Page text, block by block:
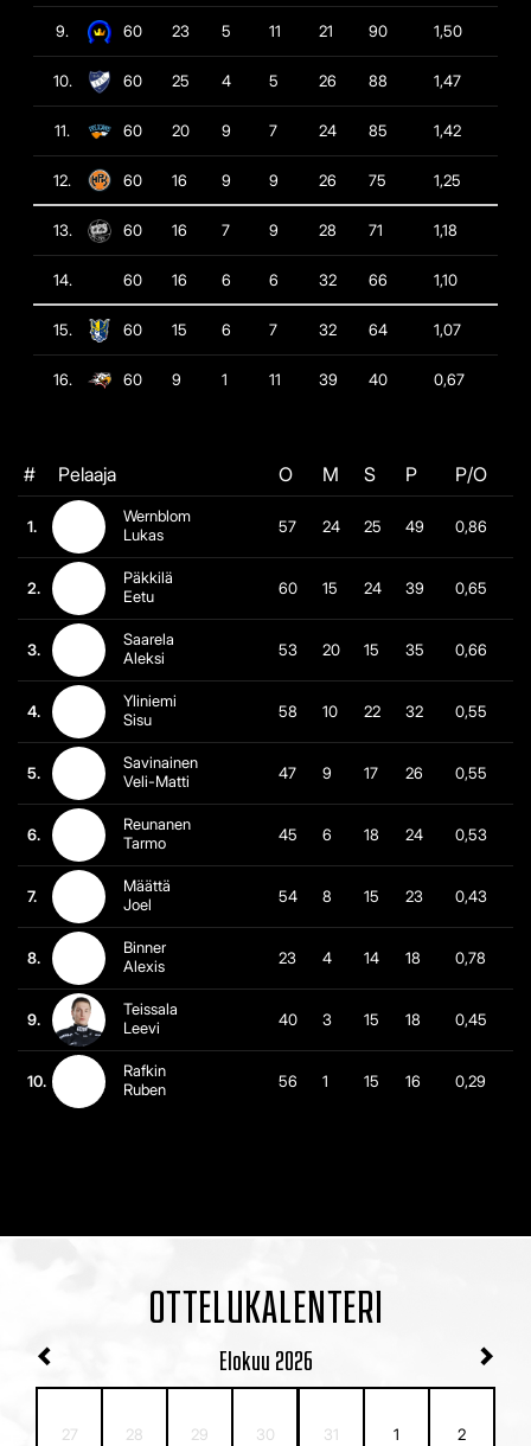
9. 60 23 5 11 21 90 1,50
10. 60 25 4 5 26 88 1,47
11. 60 20 9 7 24 85 1,42
12. 60 16 9 9 26 75 1,25
13. 60 16 7 9 28 71 1,18
14. 60 16 6 6 32 66 1,10
15. 60 15 6 7 32 64 1,07
16. 60 9 1 11 39 40 0,67
# Pelaaja O M S P P/O
1.
Wernblom
Lukas
57 24 25 49 0,86
2.
Päkkilä
Eetu
60 15 24 39 0,65
3.
Saarela
Aleksi
53 20 15 35 0,66
4.
Yliniemi
Sisu
58 10 22 32 0,55
5.
Savinainen
Veli-Matti
47 9 17 26 0,55
6.
Reunanen
Tarmo
45 6 18 24 0,53
7.
Määttä
Joel
54 8 15 23 0,43
8.
Binner
Alexis
23 4 14 18 0,78
9.
Teissala
Leevi
40 3 15 18 0,45
10.
Rafkin
Ruben
56 1 15 16 0,29
OTTELUKALENTERI
Elokuu 2026
27 28 29 30 31 1 2